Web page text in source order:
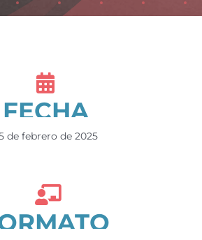
FECHA
de febrero de 2025